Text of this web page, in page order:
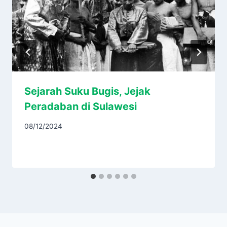
Sejarah Suku Bugis, Jejak
Peradaban di Sulawesi
08/12/2024